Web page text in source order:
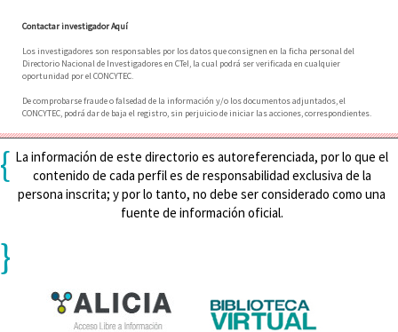
Contactar investigador Aquí
Los investigadores son responsables por los datos que consignen en la ficha personal del
Directorio Nacional de Investigadores en CTeI, la cual podrá ser verificada en cualquier
oportunidad por el CONCYTEC.
De comprobarse fraude o falsedad de la información y/o los documentos adjuntados, el
CONCYTEC, podrá dar de baja el registro, sin perjuicio de iniciar las acciones, correspondientes.
{ La información de este directorio es autoreferenciada, por lo que el
contenido de cada perfil es de responsabilidad exclusiva de la
persona inscrita; y por lo tanto, no debe ser considerado como una
fuente de información oficial.
}